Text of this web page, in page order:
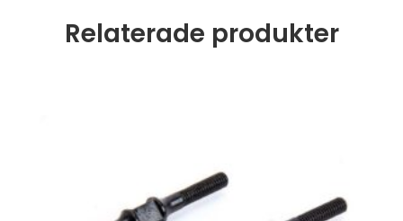
Relaterade produkter